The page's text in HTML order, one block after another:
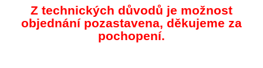
Z technických důvodů je možnost
objednání pozastavena, děkujeme za
pochopení.